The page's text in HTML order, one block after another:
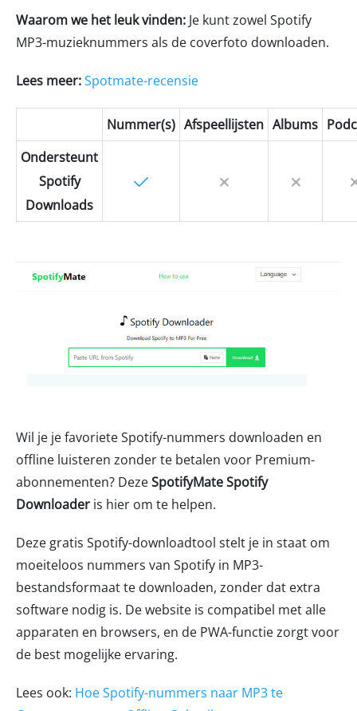
Waarom we het leuk vinden: Je kunt zowel Spotify
MP3-muzieknummers als de coverfoto downloaden.
Lees meer:Spotmate-recensie
Nummer(s) Afspeellijsten Albums
Ondersteunt
Spotify
Downloads
Wil je je favoriete Spotify-nummers downloaden en
offline luisteren zonder te betalen voor Premium-
abonnementen? DezeSpotifyMate Spotify
Downloader is hier om te helpen.
Deze gratis Spotify-downloadtool stelt je in staat om
moeiteloos nummers van Spotify in MP3-
bestandsformaat te downloaden, zonder dat extra
software nodig is. De website is compatibel met alle
apparaten en browsers, en de PWA-functie zorgt voor
de best mogelijke ervaring.
Lees ook: Hoe Spotify-nummers naar MP3 te